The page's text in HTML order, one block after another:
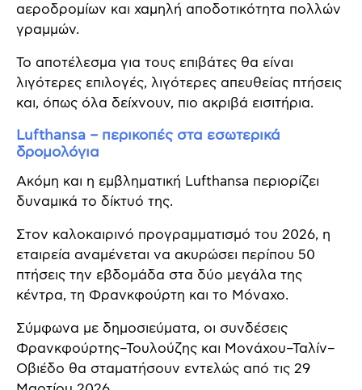
αεροδρομίων και χαμηλή αποδοτικότητα πολλών
γραμμών.
Το αποτέλεσμα για τους επιβάτες θα είναι
λιγότερες επιλογές, λιγότερες απευθείας πτήσεις
και, όπως όλα δείχνουν, πιο ακριβά εισιτήρια.
Lufthansa – περικοπές στα εσωτερικά
δρομολόγια
Ακόμη και η εμβληματική Lufthansa περιορίζει
δυναμικά το δίκτυό της.
Στον καλοκαιρινό προγραμματισμό του 2026, η
εταιρεία αναμένεται να ακυρώσει περίπου 50
πτήσεις την εβδομάδα στα δύο μεγάλα της
κέντρα, τη Φρανκφούρτη και το Μόναχο.
Σύμφωνα με δημοσιεύματα, οι συνδέσεις
Φρανκφούρτης–Τουλούζης και Μονάχου–Ταλίν–
Οβιέδο θα σταματήσουν εντελώς από τις 29